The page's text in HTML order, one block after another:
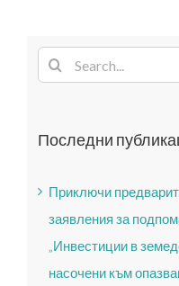
Search
for:
Последни
Приключи
заявления за
„Инвестиции в
насочени към